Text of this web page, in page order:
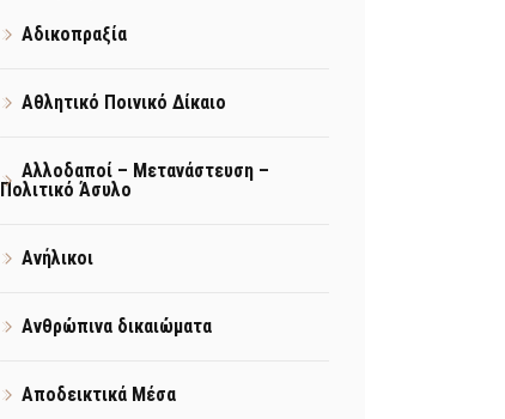
Αδικοπραξία
Αθλητικό Ποινικό Δίκαιο
Αλλοδαποί – Μετανάστευση –
Πολιτικό Άσυλο
Ανήλικοι
Ανθρώπινα δικαιώματα
Αποδεικτικά Μέσα